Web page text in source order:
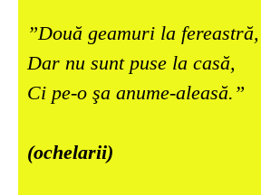
”Două geamuri la fereastră,
Dar nu sunt puse la casă,
Ci pe-o şa anume-aleasă.”
(ochelarii)